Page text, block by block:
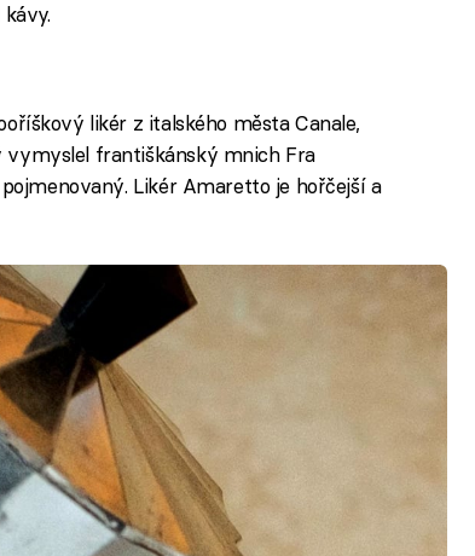
likér z italského města Canale,
vymyslel františkánský mnich Fra
Likér Amaretto je hořčejší a